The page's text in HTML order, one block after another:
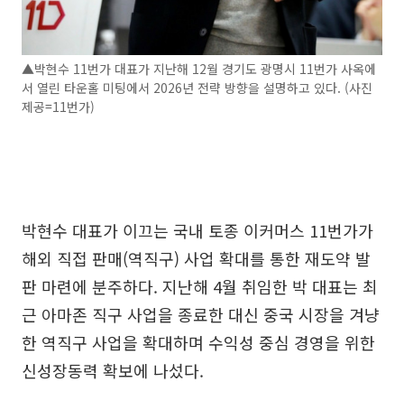
▲박현수 11번가 대표가 지난해 12월 경기도 광명시 11번가 사옥에
서 열린 타운홀 미팅에서 2026년 전략 방향을 설명하고 있다. (사진
제공=11번가)
박현수 대표가 이끄는 국내 토종 이커머스 11번가가
해외 직접 판매(역직구) 사업 확대를 통한 재도약 발
판 마련에 분주하다. 지난해 4월 취임한 박 대표는 최
근 아마존 직구 사업을 종료한 대신 중국 시장을 겨냥
한 역직구 사업을 확대하며 수익성 중심 경영을 위한
신성장동력 확보에 나섰다.